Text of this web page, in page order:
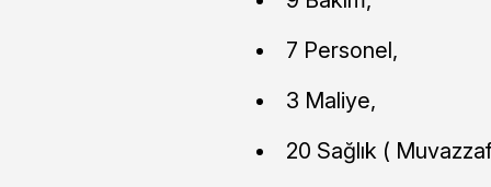
7 Personel,
3 Maliye,
20 Sağlık (